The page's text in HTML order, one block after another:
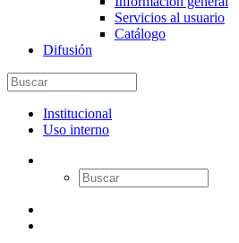
Servicios al usuario
Catálogo
Difusión
Institucional
Uso interno